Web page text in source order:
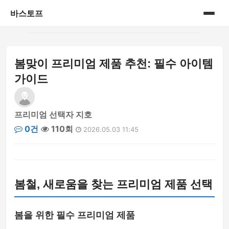
바스토프
공연&전시회
삼성 블루로거
삼성 블루로거 1기
신제품
아가이야기
봄맞이 프리미엄 제품 추천: 필수 아이템
가이드
프리미엄 선택자 지호
0건
110회 2026.05.03 11:45
봄철, 새로움을 찾는 프리미엄 제품 선택
봄을 위한 필수 프리미엄 제품